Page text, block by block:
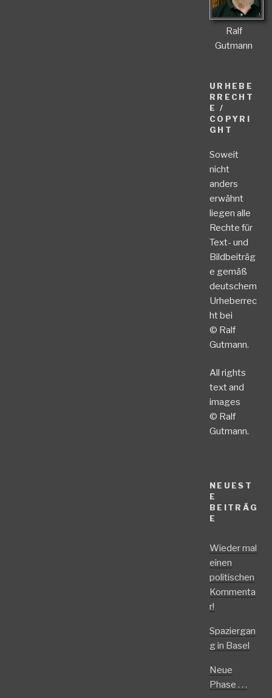
Ralf
Gutmann
URHEBE
RRECHT
E /
COPYRI
GHT
Soweit
nicht
anders
erwähnt
liegen alle
Rechte für
Text- und
Bildbeiträg
e gemäß
deutschem
Urheberrec
ht bei
© Ralf
Gutmann.
All rights
text and
images
© Ralf
Gutmann.
NEUEST
E
BEITRÄG
E
Wieder mal
einen
politischen
Kommenta
r!
Spaziergan
g in Basel
Neue
Phase . . .